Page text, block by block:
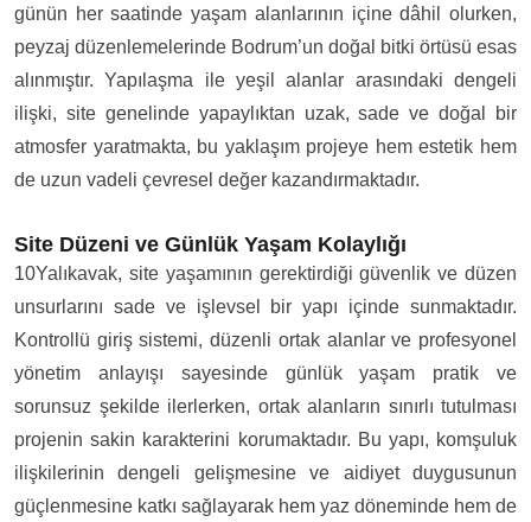
günün her saatinde yaşam alanlarının içine dâhil olurken,
peyzaj düzenlemelerinde Bodrum’un doğal bitki örtüsü esas
alınmıştır. Yapılaşma ile yeşil alanlar arasındaki dengeli
ilişki, site genelinde yapaylıktan uzak, sade ve doğal bir
atmosfer yaratmakta, bu yaklaşım projeye hem estetik hem
de uzun vadeli çevresel değer kazandırmaktadır.
Site Düzeni ve Günlük Yaşam Kolaylığı
10Yalıkavak, site yaşamının gerektirdiği güvenlik ve düzen
unsurlarını sade ve işlevsel bir yapı içinde sunmaktadır.
Kontrollü giriş sistemi, düzenli ortak alanlar ve profesyonel
yönetim anlayışı sayesinde günlük yaşam pratik ve
sorunsuz şekilde ilerlerken, ortak alanların sınırlı tutulması
projenin sakin karakterini korumaktadır. Bu yapı, komşuluk
ilişkilerinin dengeli gelişmesine ve aidiyet duygusunun
güçlenmesine katkı sağlayarak hem yaz döneminde hem de